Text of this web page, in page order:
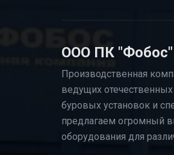
ООО ПК "Фобос"
Производственная
ведущих
буровых установок и
предлагаем огромный
оборудования для